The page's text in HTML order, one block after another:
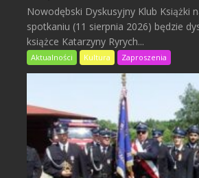
Nowodębski Dyskusyjny Klub Książki
spotkaniu (11 sierpnia 2026) będzie
książce Katarzyny Ryrych...
Aktualności Kultura Zaproszenia